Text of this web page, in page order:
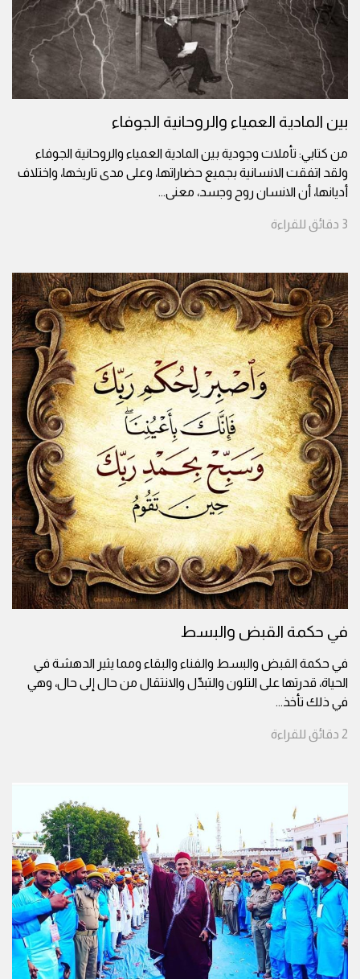
بين المادية العمياء والروحانية الجوفاء
من كتابي: تأملات وجودية بين المادية العمياء والروحانية الجوفاء
ولقد اتفقت الانسانية بجميع حضاراتها، وعلى مدى تاريخها، واختلاف
أديانها، أن الانسان روح وجسد، معنى...
3 دقائق للقراءة
في حكمة القبض والبسط
في حكمة القبض والبسط والفناء والبقاء ومما يثير الدهشة في
الحياة، قدرتها على التلون والتبدّل والانتقال من حال إلى حال، وهي
في ذلك تأخذ...
2 دقائق للقراءة